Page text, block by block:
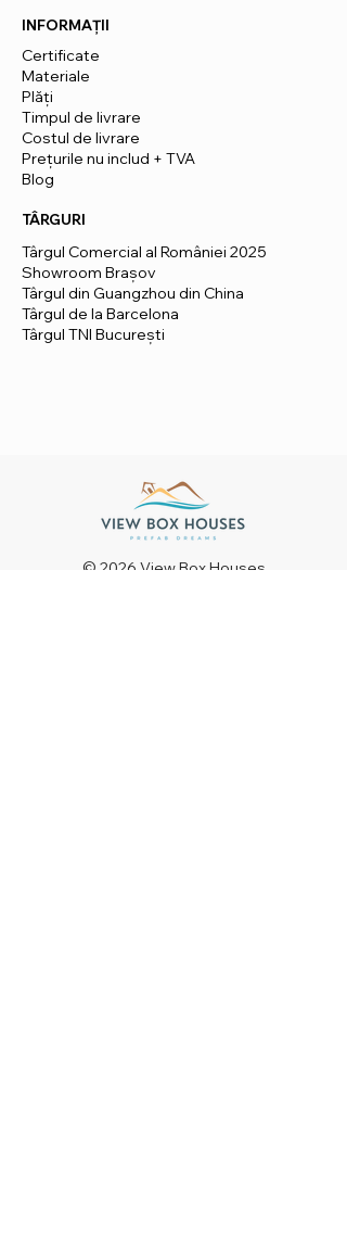
© 2026 View Box Houses
INFORMAȚII
Certificate
Materiale
Plăți
Timpul de livrare
Costul de livrare
Prețurile nu includ + TVA
Blog
TÂRGURI
Târgul Comercial al României 2025
Showroom Brașov
Târgul din Guangzhou din China
Târgul de la Barcelona
Târgul TNI București